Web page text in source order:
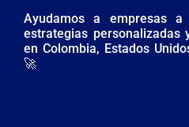
Ayudamos a empresas
estrategias personalizadas
en Colombia, Estados
🚀